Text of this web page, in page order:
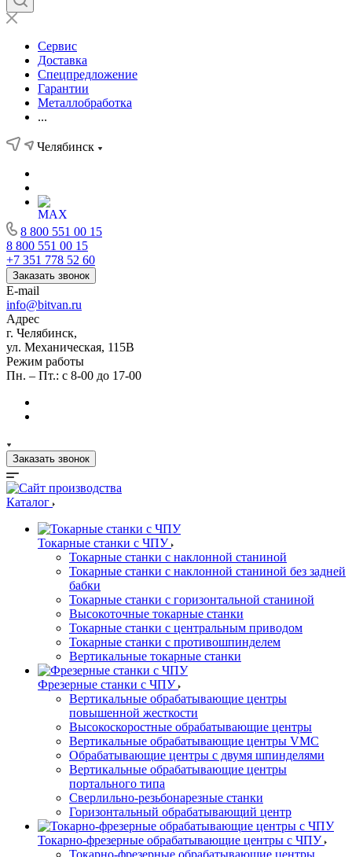
Сервис
Доставка
Спецпредложение
Гарантии
Металлобработка
...
Челябинск
8 800 551 00 15
8 800 551 00 15
+7 351 778 52 60
Заказать звонок
E-mail
info@bitvan.ru
Адрес
г. Челябинск,
ул. Механическая, 115В
Режим работы
Пн. – Пт.: с 8-00 до 17-00
Заказать звонок
Каталог
Токарные станки с ЧПУ
Токарные станки с наклонной станиной
Токарные станки с наклонной станиной без задней
бабки
Токарные станки с горизонтальной станиной
Высокоточные токарные станки
Токарные станки с центральным приводом
Токарные станки с противошпинделем
Вертикальные токарные станки
Фрезерные станки с ЧПУ
Вертикальные обрабатывающие центры
повышенной жесткости
Высокоскоростные обрабатывающие центры
Вертикальные обрабатывающие центры VMC
Обрабатывающие центры с двумя шпинделями
Вертикальные обрабатывающие центры
портального типа
Сверлильно-резьбонарезные станки
Горизонтальный обрабатывающий центр
Токарно-фрезерные обрабатывающие центры с ЧПУ